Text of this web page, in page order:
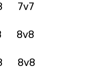
7v7
8v8
8v8